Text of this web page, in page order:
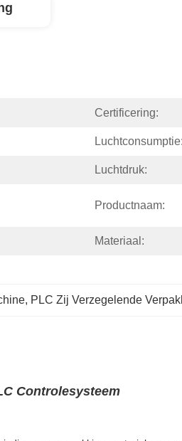
Certificering:
Luchtconsumptie:
Luchtdruk:
Productnaam:
Materiaal:
, PLC Zij Verzegelende
Controlesysteem